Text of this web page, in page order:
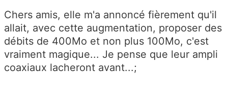
Chers amis, elle m'a annoncé fièrement qu'il
allait, avec cette augmentation, proposer des
débits de 400Mo et non plus 100Mo, c'est
vraiment magique... Je pense que leur ampli
coaxiaux lacheront avant...;